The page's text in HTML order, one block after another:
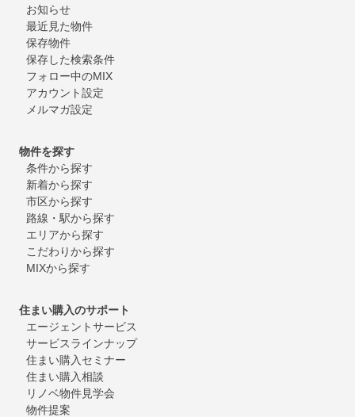
お知らせ
最近見た物件
保存物件
保存した検索条件
フォロー中のMIX
アカウント設定
メルマガ設定
物件を探す
条件から探す
新着から探す
市区から探す
路線・駅から探す
エリアから探す
こだわりから探す
MIXから探す
住まい購入のサポート
エージェントサービス
サービスラインナップ
住まい購入セミナー
住まい購入相談
リノベ物件見学会
物件提案